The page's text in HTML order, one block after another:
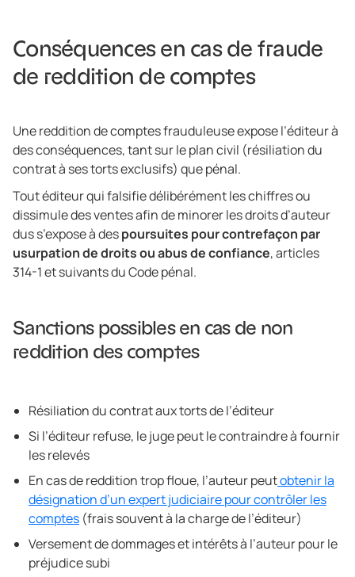
Conséquences en cas de fraude
de reddition de comptes
Une reddition de comptes frauduleuse expose l’éditeur à
des conséquences, tant sur le plan civil (résiliation du
contrat à ses torts exclusifs) que pénal.
Tout éditeur qui falsifie délibérément les chiffres ou
dissimule des ventes afin de minorer les droits d’auteur
dus s’expose à despoursuites pour contrefaçon par
usurpation de droits ou abus de confiance, articles
314-1 et suivants du Code pénal.
Sanctions possibles en cas de non
reddition des comptes
Résiliation du contrat aux torts de l’éditeur
Si l’éditeur refuse, le juge peut le contraindre à fournir
les relevés
En cas de reddition trop floue, l’auteur peutobtenir la
désignation d’un expert judiciaire pour contrôler les
comptes (frais souvent à la charge de l’éditeur)
Versement de dommages et intérêts à l’auteur pour le
préjudice subi